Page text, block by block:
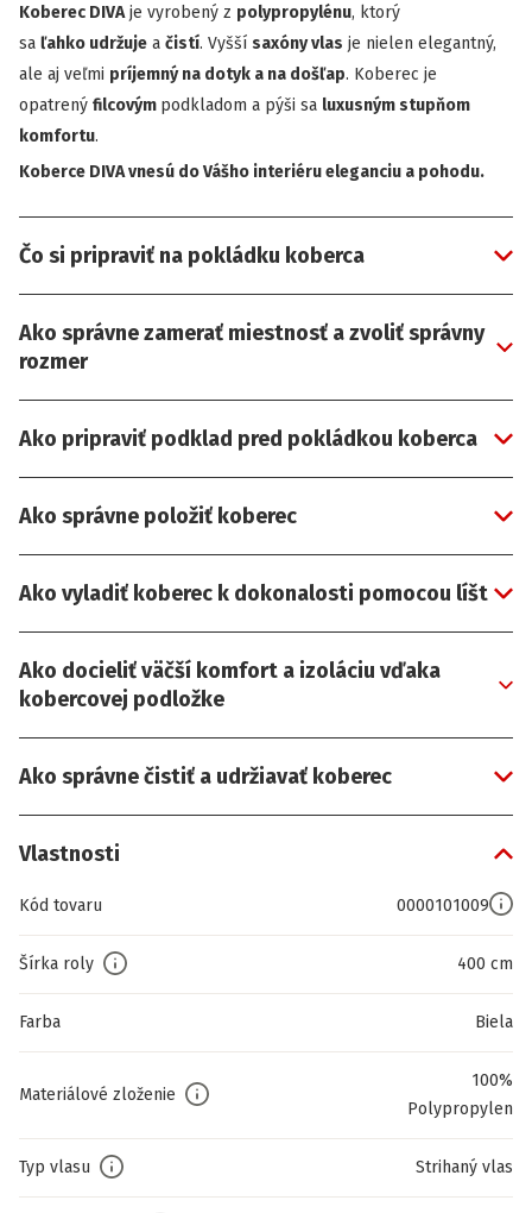
Koberec DIVAje vyrobený z polypropylénu, ktorý
sa ľahko udržuje a čistí. Vyšší saxóny vlas je nielen elegantný,
ale aj veľmi príjemný na dotyk a na došľap. Koberec je
opatrený filcovým podkladom a pýši sa luxusným stupňom
komfortu.
Koberce DIVA vnesú do Vášho interiéru eleganciu a pohodu.
Čo si pripraviť na pokládku koberca
Ako správne zamerať miestnosť a zvoliť správny
rozmer
Ako pripraviť podklad pred pokládkou koberca
Ako správne položiť koberec
Ako vyladiť koberec k dokonalosti pomocou líšt
Ako docieliť väčší komfort a izoláciu vďaka
kobercovej podložke
Ako správne čistiť a udržiavať koberec
Vlastnosti
Kód tovaru 0000101009
Šírka roly 400 cm
Farba Biela
Materiálové zloženie
100%
Polypropylen
Typ vlasu Strihaný vlas